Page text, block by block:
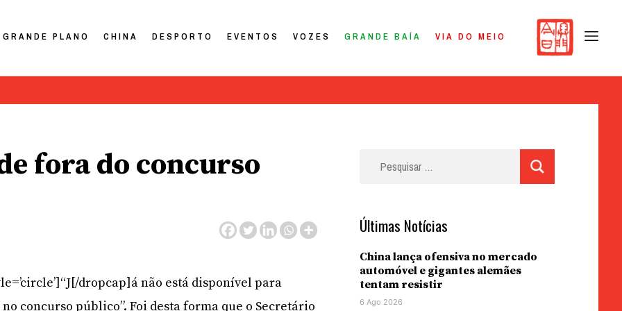
GRANDE PLANO CHINA DESPORTO EVENTOS VOZES GRANDE BAÍA VIA DO MEIO
fora do concurso
dropcap]á não está disponível para
concurso público”. Foi desta forma que o Secretário
Últimas Notícias
China lança ofensiva no mercado
automóvel e gigantes alemães
tentam resistir
6 Ago 2026